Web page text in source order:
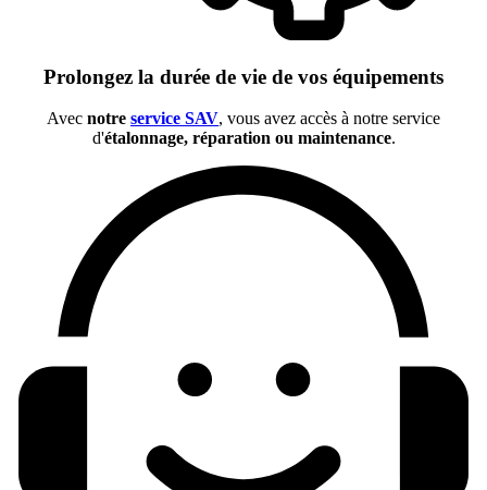
Prolongez la durée de vie de vos équipements
Avec notre service SAV, vous avez accès à notre service
d'étalonnage, réparation ou maintenance.